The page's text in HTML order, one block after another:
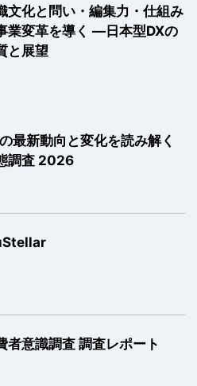
文化と問い・編集力・仕組み
業変革を導く ―日本型DXの
と展望
最新動向と変化を読み解く
調査 2026
者意識調査 調査レポート